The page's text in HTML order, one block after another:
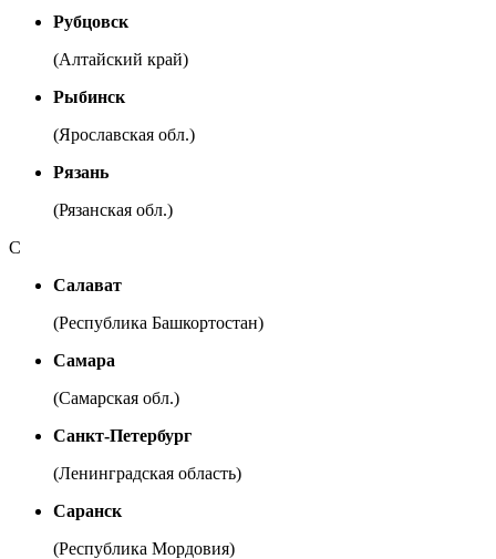
Рубцовск
(Алтайский край)
Рыбинск
(Ярославская обл.)
Рязань
(Рязанская обл.)
С
Салават
(Республика Башкортостан)
Самара
(Самарская обл.)
Санкт-Петербург
(Ленинградская область)
Саранск
(Республика Мордовия)